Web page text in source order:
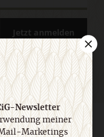
Jetzt anmelden
Barrierefreiheit
Newsletter
meiner
Marketings